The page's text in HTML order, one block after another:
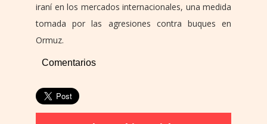
iraní en los mercados internacionales, una medida
tomada por las agresiones contra buques en
Ormuz.
Comentarios